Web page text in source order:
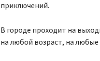
приключений.
В городе проходит на
на любой возраст, на